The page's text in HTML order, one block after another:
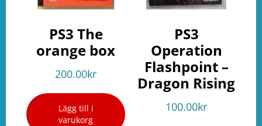
PS3 The
orange box
200.00kr
Lägg till i
varukorg
PS3
Operation
Flashpoint –
Dragon Rising
100.00kr